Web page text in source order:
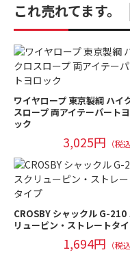
これ売れてます。
ワイヤロープ 東京製綱 ハイ
スロープ 両アイテーパート
ック
3,025円 （税
CROSBY シャックル G-210
リューピン・ストレートタ
1,694円 （税